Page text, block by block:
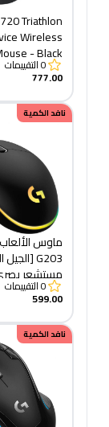
Triathlon
Wireless
- Black
0التقييمات
777.00
نافد الكمية
ماوس
قابلة للبرمجة
0التقييمات
599.00
نافد الكمية